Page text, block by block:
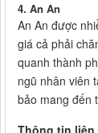
4. An An
An An được
giá cả phải
quanh thành
ngũ nhân viên
bảo mang đến